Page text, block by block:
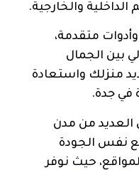
والخارجية.
متقدمة،
بين الجمال
منزلك واستعادة
في جدة.
العديد من مدن
نفس الجودة
حيث نوفر